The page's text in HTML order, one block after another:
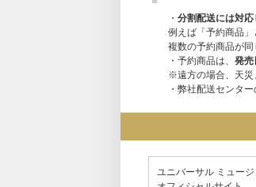
・ 分割配送には対応
例えば「予約商品
複数の予約商品が
・予約商品は、 発売
※遠方の場合、天災
・弊社配送センター
ユニバーサル ミュージ